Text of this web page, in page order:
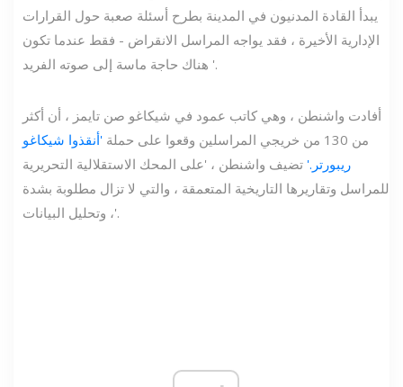
يبدأ القادة المدنيون في المدينة بطرح أسئلة صعبة حول القرارات
الإدارية الأخيرة ، فقد يواجه المراسل الانقراض - فقط عندما تكون
هناك حاجة ماسة إلى صوته الفريد '.
أفادت واشنطن ، وهي كاتب عمود في شيكاغو صن تايمز ، أن أكثر
من 130 من خريجي المراسلين وقعوا على حملة
'أنقذوا شيكاغو
ريبورتر.' تضيف واشنطن ، 'على المحك الاستقلالية التحريرية
للمراسل وتقاريرها التاريخية المتعمقة ، والتي لا تزال مطلوبة بشدة
، وتحليل البيانات'.